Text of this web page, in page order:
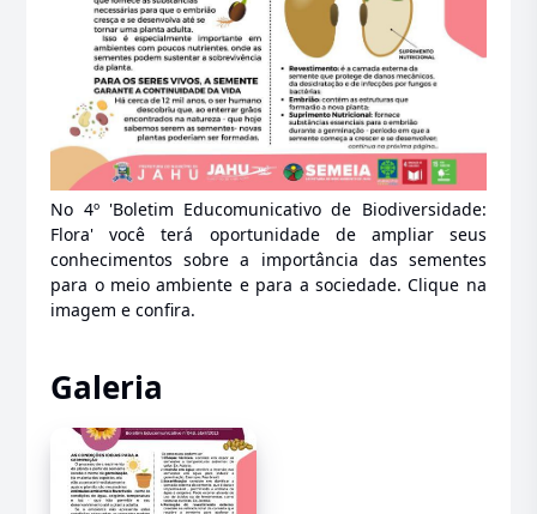
No 4º 'Boletim Educomunicativo de Biodiversidade:
Flora' você terá oportunidade de ampliar seus
conhecimentos sobre a importância das sementes
para o meio ambiente e para a sociedade. Clique na
imagem e confira.
Galeria